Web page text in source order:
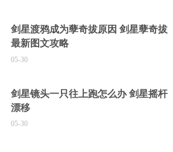
剑星渡鸦成为孽奇拔原因 剑星孽奇拔
最新图文攻略
05-30
剑星镜头一只往上跑怎么办 剑星摇杆
漂移
05-30